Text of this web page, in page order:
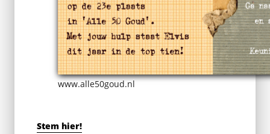
www.alle50goud.nl
Stem hier!